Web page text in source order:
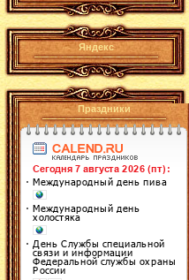
Яндекс
Праздники